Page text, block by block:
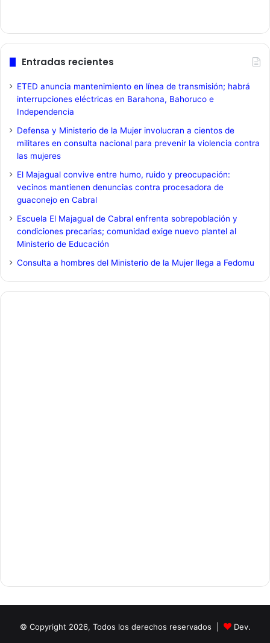
Entradas recientes
ETED anuncia mantenimiento en línea de transmisión; habrá
interrupciones eléctricas en Barahona, Bahoruco e
Independencia
Defensa y Ministerio de la Mujer involucran a cientos de
militares en consulta nacional para prevenir la violencia contra
las mujeres
El Majagual convive entre humo, ruido y preocupación:
vecinos mantienen denuncias contra procesadora de
guaconejo en Cabral
Escuela El Majagual de Cabral enfrenta sobrepoblación y
condiciones precarias; comunidad exige nuevo plantel al
Ministerio de Educación
Consulta a hombres del Ministerio de la Mujer llega a Fedomu
© Copyright 2026, Todos los derechos reservados |
Dev.